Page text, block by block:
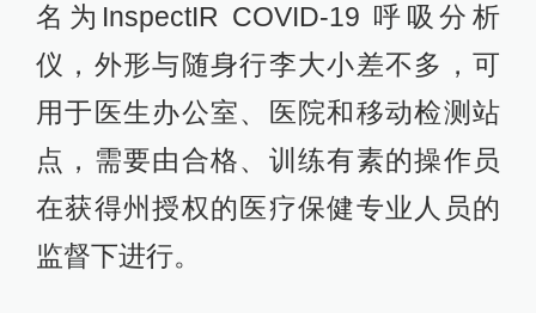
名为InspectIR COVID-19 呼吸分析
仪，外形与随身行李大小差不多，可
用于医生办公室、医院和移动检测站
点，需要由合格、训练有素的操作员
在获得州授权的医疗保健专业人员的
监督下进行。